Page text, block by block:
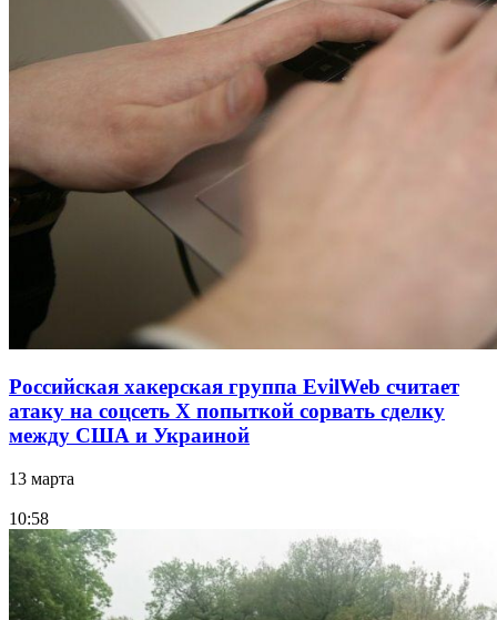
Российская хакерская группа EvilWeb считает
атаку на соцсеть Х попыткой сорвать сделку
между США и Украиной
13 марта
10:58